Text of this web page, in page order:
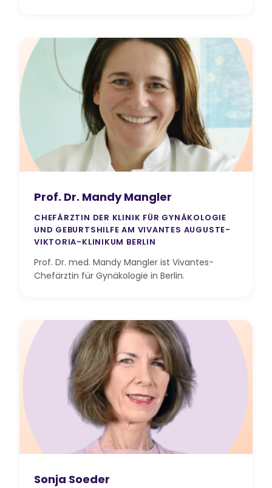
Prof. Dr. Mandy Mangler
CHEFÄRZTIN DER KLINIK FÜR GYNÄKOLOGIE
UND GEBURTSHILFE AM VIVANTES AUGUSTE-
VIKTORIA-KLINIKUM BERLIN
Prof. Dr. med. Mandy Mangler ist Vivantes-
Chefärztin für Gynäkologie in Berlin.
Sonja Soeder